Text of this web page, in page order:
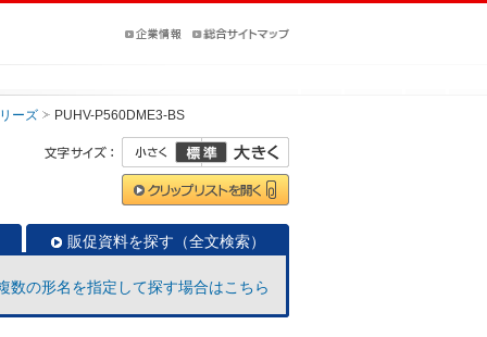
ーズ PUHV-P560DME3-BS
販促資料を探す（全文検索）
数の形名を指定して探す場合はこちら